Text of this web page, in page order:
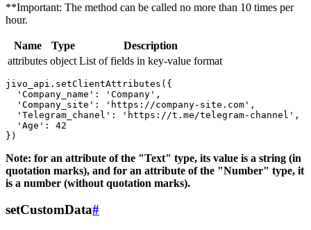
**Important: The method can be called no more than 10 times per
hour.
Name Type
Description
attributes object List of fields in key-value format
jivo_api.setClientAttributes({
  'Company_name': 'Company',
  'Company_site': 'https://company-site.com',
  'Telegram_chanel': 'https://t.me/telegram-channel',
  'Age': 42
Note: for an attribute of the "Text" type, its value is a string (in
quotation marks), and for an attribute of the "Number" type, it
is a number (without quotation marks).
setCustomData#